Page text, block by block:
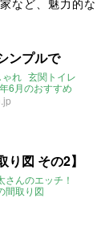
など、魅力的な
ンプルで
ゃれ 玄関トイレ
6月のおすすめ
り図 その2】
さんのエッチ！
間取り図